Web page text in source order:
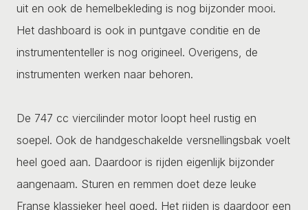
uit en ook de hemelbekleding is nog bijzonder mooi.
Het dashboard is ook in puntgave conditie en de
instrumententeller is nog origineel. Overigens, de
instrumenten werken naar behoren.
De 747 cc viercilinder motor loopt heel rustig en
soepel. Ook de handgeschakelde versnellingsbak voelt
heel goed aan. Daardoor is rijden eigenlijk bijzonder
aangenaam. Sturen en remmen doet deze leuke
Franse klassieker heel goed. Het rijden is daardoor een